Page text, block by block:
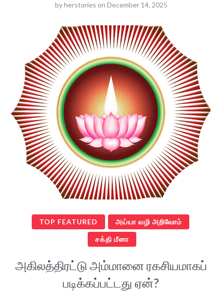
byherstories on December 14, 2025
TOP FEATURED அய்யா வழி அறிவோம்
சக்தி மீனா
அகிலத்திரட்டு அம்மானை ரகசியமாகப்
படிக்கப்பட்டது ஏன்?